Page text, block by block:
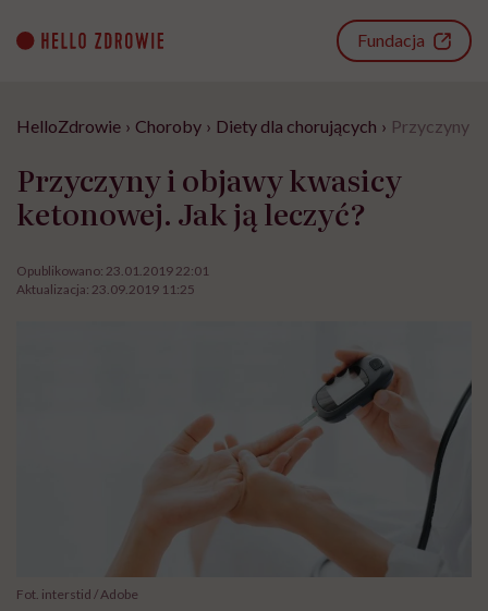
content
Fundacja
HelloZdrowie › Choroby › Diety dla chorujących › Przyczyny i
Przyczyny i objawy kwasicy
ketonowej. Jak ją leczyć?
Opublikowano: 23.01.2019 22:01
Aktualizacja: 23.09.2019 11:25
Fot. interstid / Adobe